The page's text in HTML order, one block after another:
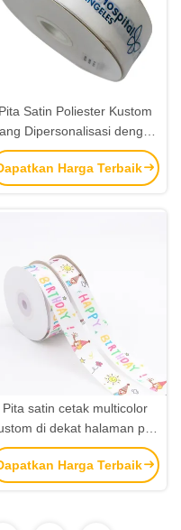
Pita Satin Poliester Kustom
Dipersonalisasi dengan
Foil Biru – Pita Merek
Mewah
Harga Terbaik
Pita satin cetak multicolor
di dekat halaman pita
logo penuh warna pita
Harga Terbaik